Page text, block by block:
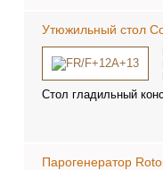
Утюжильный стол
Стол гладильный
Парогенератор